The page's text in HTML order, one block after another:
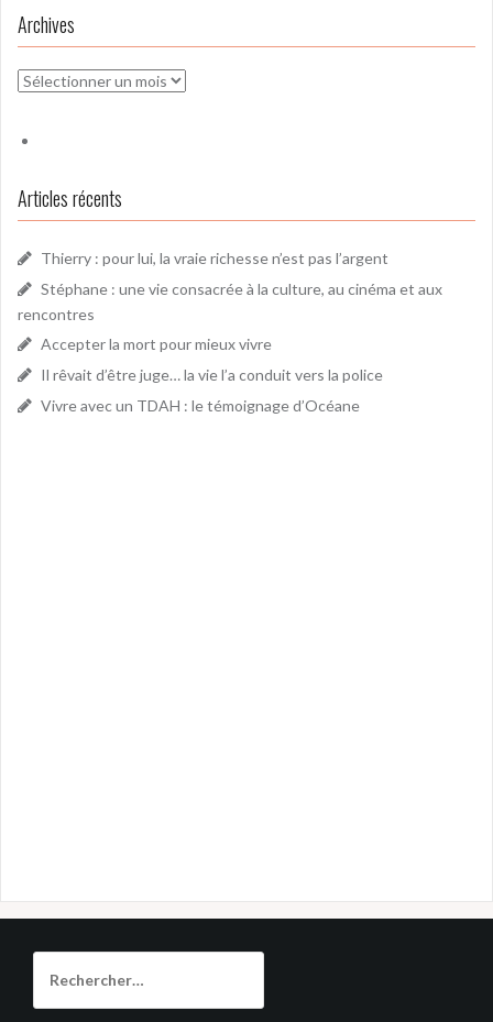
Archives
Archives
Articles récents
Thierry : pour lui, la vraie richesse n’est pas l’argent
Stéphane : une vie consacrée à la culture, au cinéma et aux
rencontres
Accepter la mort pour mieux vivre
Il rêvait d’être juge… la vie l’a conduit vers la police
Vivre avec un TDAH : le témoignage d’Océane